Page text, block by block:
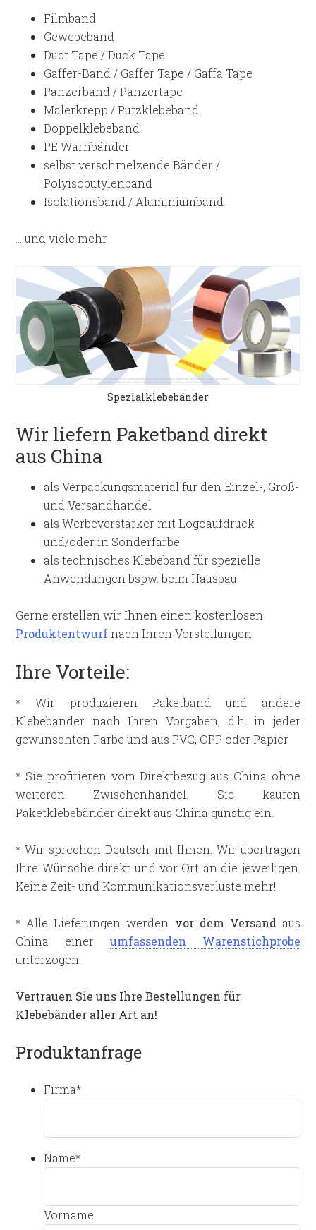
Filmband
Gewebeband
Duct Tape / Duck Tape
Gaffer-Band / Gaffer Tape / Gaffa Tape
Panzerband / Panzertape
Malerkrepp / Putzklebeband
Doppelklebeband
PE Warnbänder
selbst verschmelzende Bänder /
Polyisobutylenband
Isolationsband / Aluminiumband
… und viele mehr
Spezialklebebänder
Wir liefern Paketband direkt
aus China
als Verpackungsmaterial für den Einzel-, Groß-
und Versandhandel
als Werbeverstärker mit Logoaufdruck
und/oder in Sonderfarbe
als technisches Klebeband für spezielle
Anwendungen bspw. beim Hausbau
Gerne erstellen wir Ihnen einen kostenlosen
Produktentwurfnach Ihren Vorstellungen.
Ihre Vorteile:
* Wir produzieren Paketband und andere
Klebebänder nach Ihren Vorgaben, d.h. in jeder
gewünschten Farbe und aus PVC, OPP oder Papier
* Sie profitieren vom Direktbezug aus China ohne
weiteren Zwischenhandel. Sie kaufen
Paketklebebänder direkt aus China günstig ein.
* Wir sprechen Deutsch mit Ihnen. Wir übertragen
Ihre Wünsche direkt und vor Ort an die jeweiligen.
Keine Zeit- und Kommunikationsverluste mehr!
* Alle Lieferungen werden vor dem Versand aus
China einer umfassenden Warenstichprobe
unterzogen.
Vertrauen Sie uns Ihre Bestellungen für
Klebebänder aller Art an!
Produktanfrage
Firma*
Name*
Vorname